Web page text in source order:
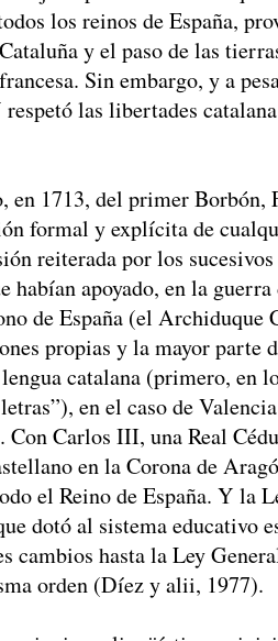
los reinos de España,
y el paso de las
Sin embargo, y a
las libertades
en 1713, del primer
formal y explícita de
reiterada por los
habían apoyado, en la
de España (el Archiduque
propias y la mayor parte
catalana (primero, en
en el caso de
Con Carlos III, una Real
en la Corona de
el Reino de España. Y la
dotó al sistema educativo
cambios hasta la Ley
orden (Díez y alii, 1977).